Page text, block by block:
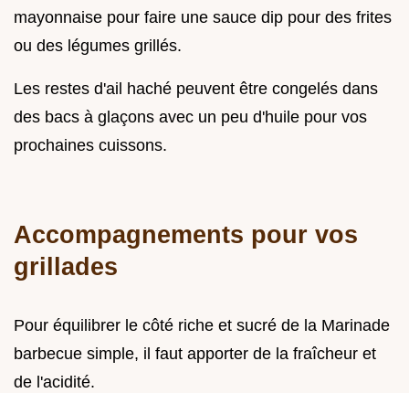
mayonnaise pour faire une sauce dip pour des frites
ou des légumes grillés.
Les restes d'ail haché peuvent être congelés dans
des bacs à glaçons avec un peu d'huile pour vos
prochaines cuissons.
Accompagnements pour vos
grillades
Pour équilibrer le côté riche et sucré de la Marinade
barbecue simple, il faut apporter de la fraîcheur et
de l'acidité.